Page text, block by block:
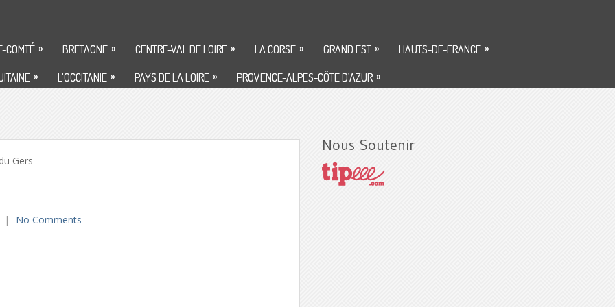
COMTÉ » BRETAGNE » CENTRE-VAL DE LOIRE » LA CORSE » GRAND EST » HAUTS-DE-FRANCE »
» L’OCCITANIE » PAYS DE LA LOIRE » PROVENCE-ALPES-CÔTE D’AZUR »
Gers
No Comments
Nous Soutenir